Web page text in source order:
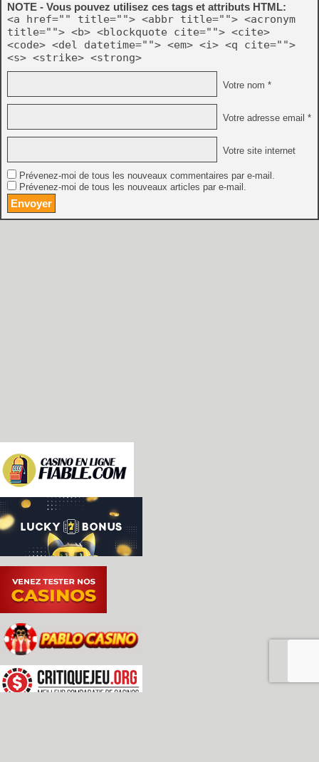
NOTE - Vous pouvez utilisez ces tags et attributs HTML:
<a href="" title=""> <abbr title=""> <acronym
title=""> <b> <blockquote cite=""> <cite>
<code> <del datetime=""> <em> <i> <q cite="">
<s> <strike> <strong>
Votre nom *
Votre adresse email *
Votre site internet
Prévenez-moi de tous les nouveaux commentaires par e-mail.
Prévenez-moi de tous les nouveaux articles par e-mail.